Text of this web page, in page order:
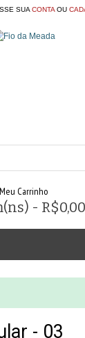
SUA CONTAOU
Meu Carrinho
- R$0,00
- 03